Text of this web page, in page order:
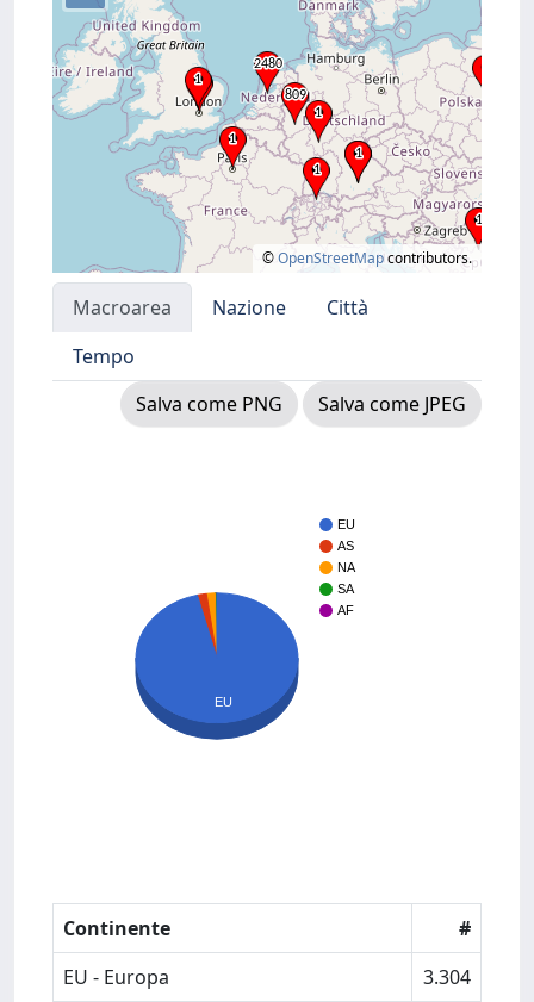
©OpenStreetMapcontributors.
Macroarea Nazione
Città
Tempo
Salva come PNG
Salva come JPEG
EU
AS
NA
SA
AF
EU
Continente
#
EU - Europa
3.304